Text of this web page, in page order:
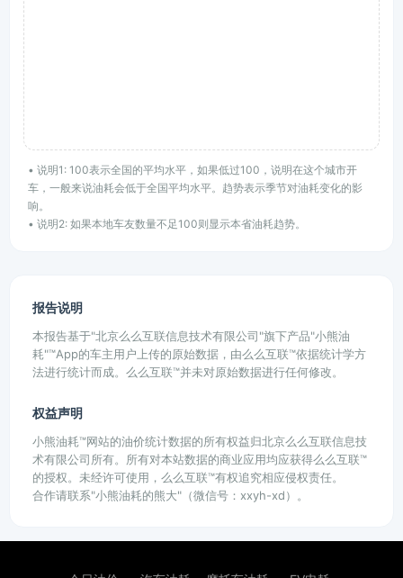
• 说明1: 100表示全国的平均水平，如果低过100，说明在这个城市开
车，一般来说油耗会低于全国平均水平。趋势表示季节对油耗变化的影
响。
• 说明2: 如果本地车友数量不足100则显示本省油耗趋势。
报告说明
本报告基于"北京么么互联信息技术有限公司"旗下产品"小熊油
耗"™App的车主用户上传的原始数据，由么么互联™依据统计学方
法进行统计而成。么么互联™并未对原始数据进行任何修改。
权益声明
小熊油耗™网站的油价统计数据的所有权益归北京么么互联信息技
术有限公司所有。所有对本站数据的商业应用均应获得么么互联™
的授权。未经许可使用，么么互联™有权追究相应侵权责任。
合作请联系"小熊油耗的熊大"（微信号：xxyh-xd）。